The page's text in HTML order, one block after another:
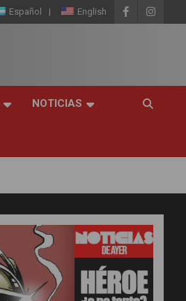
Español English
NOTICIAS